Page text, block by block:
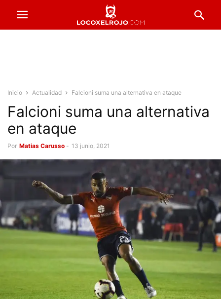
Inicio Actualidad Falcioni suma una alternativa en ataque
Falcioni suma una alternativa
en ataque
Por Matias Carusso - 13 junio, 2021